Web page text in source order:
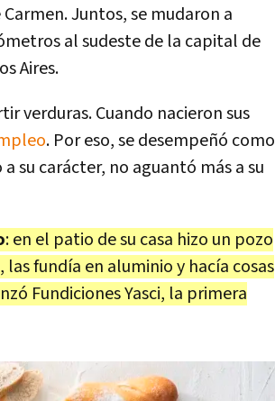
Juntos, se mudaron a
al sudeste de la capital de
Aires.
verduras. Cuando nacieron sus
. Por eso, se desempeñó como
a su carácter, no aguantó más a su
: en el patio de su casa hizo un pozo
fundía en aluminio y hacía cosas
Fundiciones Yasci, la primera